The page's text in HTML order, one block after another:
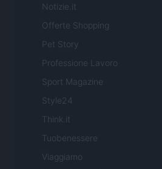
Notizie.it
Offerte Shopping
Pet Story
Professione Lavoro
Sport Magazine
Style24
Think.it
Tuobenessere
Viaggiamo